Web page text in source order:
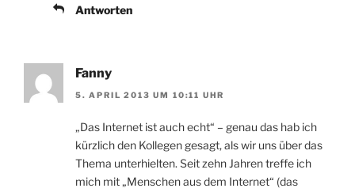
Antworten
Fanny
5. APRIL 2013 UM 10:11 UHR
„Das Internet ist auch echt“ – genau das hab ich
kürzlich den Kollegen gesagt, als wir uns über das
Thema unterhielten. Seit zehn Jahren treffe ich
mich mit „Menschen aus dem Internet“ (das